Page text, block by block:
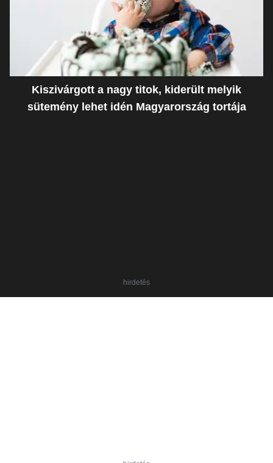
Kiszivárgott a nagy titok, kiderült melyik
sütemény lehet idén Magyarország tortája
hirdetés